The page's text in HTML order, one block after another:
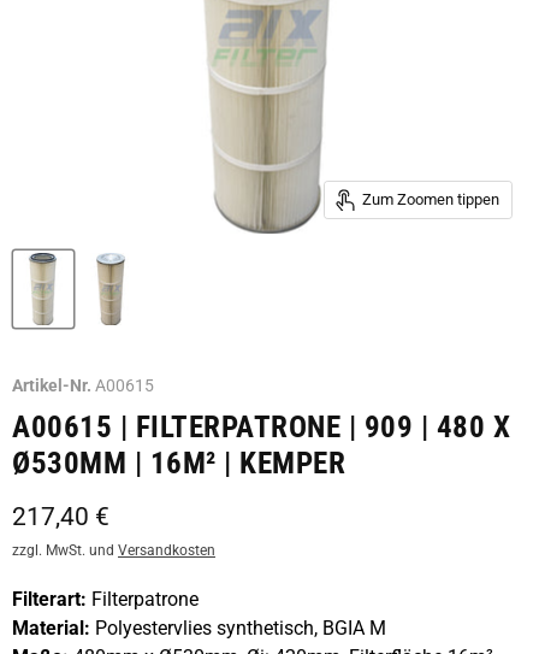
Zum Zoomen tippen
Artikel-Nr. A00615
A00615 | FILTERPATRONE | 909 | 480 X
Ø530MM | 16M² | KEMPER
Aktueller Preis
217,40 €
zzgl. MwSt. und Versandkosten
Filterart: Filterpatrone
Material: Polyestervlies synthetisch, BGIA M